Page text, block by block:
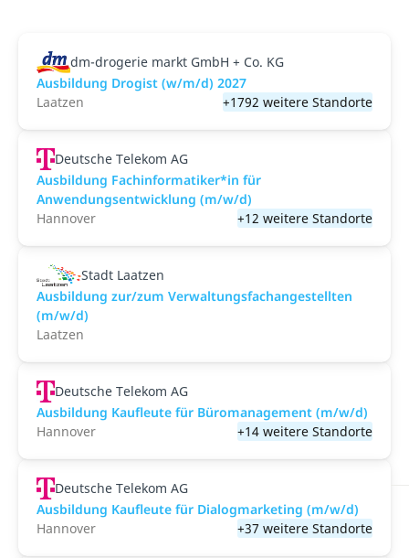
dm-drogerie markt GmbH + Co. KG
Ausbildung Drogist (w/m/d) 2027
Laatzen
+1792 weitere Standorte
Deutsche Telekom AG
Ausbildung Fachinformatiker*in für
Anwendungsentwicklung (m/w/d)
Hannover
+12 weitere Standorte
Stadt Laatzen
Ausbildung zur/zum Verwaltungsfachangestellten
(m/w/d)
Laatzen
Deutsche Telekom AG
Ausbildung Kaufleute für Büromanagement (m/w/d)
Hannover
+14 weitere Standorte
Deutsche Telekom AG
Ausbildung Kaufleute für Dialogmarketing (m/w/d)
Hannover
+37 weitere Standorte